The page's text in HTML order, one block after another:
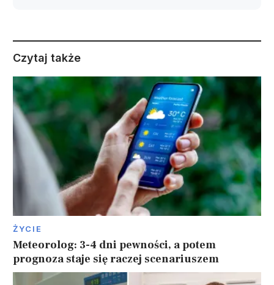
Czytaj także
ŻYCIE
Meteorolog: 3-4 dni pewności, a potem
prognoza staje się raczej scenariuszem